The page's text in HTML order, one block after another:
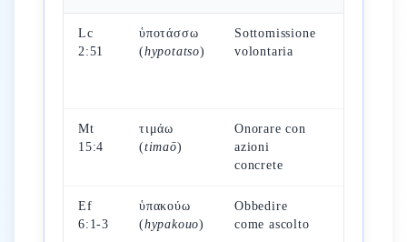
Lc
2:51
ὑποτάσσω
(hypotatso)
Sottomissione
volontaria
Mt
15:4
τιμάω
(timaō)
Onorare con
azioni
concrete
Ef
6:1-3
ὑπακούω
(hypakouo)
Obbedire
come ascolto